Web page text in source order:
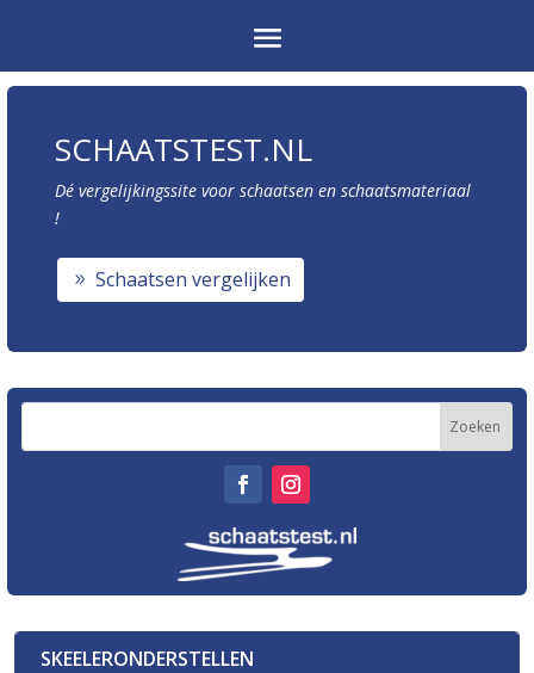
SCHAATSTEST.NL
Dé vergelijkingssite voor schaatsen en schaatsmateriaal
!
Schaatsen vergelijken
SKEELERONDERSTELLEN